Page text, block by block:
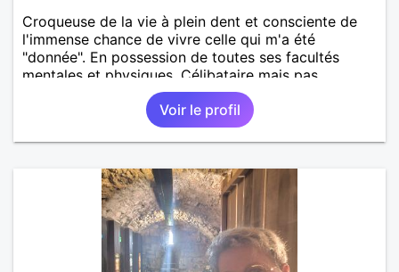
Croqueuse de la vie à plein dent et consciente de
l'immense chance de vivre celle qui m'a été
"donnée". En possession de toutes ses facultés
mentales et physiques. Célibataire mais pas
solitaire, je mène une vie bien remplie. Je ne suis
pas sur ce site par dépit, ni en tant que
représentatrice de la Femme Divorcée Mal dans sa
peau. A bientôt.
Voir le profil